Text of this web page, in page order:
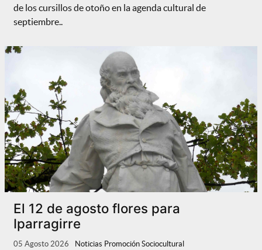
de los cursillos de otoño en la agenda cultural de
septiembre..
El 12 de agosto flores para
Iparragirre
05 Agosto 2026 Noticias Promoción Sociocultural